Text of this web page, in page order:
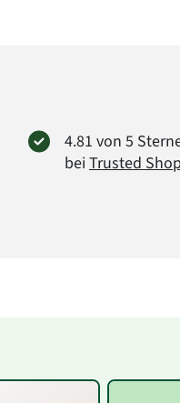
4.81 von 5
bei Trusted